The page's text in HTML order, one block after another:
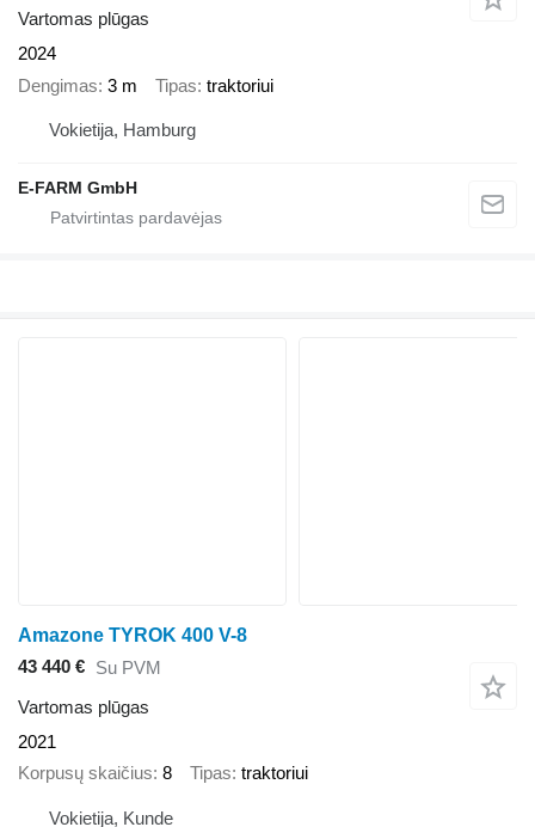
Vartomas plūgas
2024
Dengimas 3 m Tipas traktoriui
Vokietija, Hamburg
E-FARM GmbH
Amazone TYROK 400 V-8
43 440 € Su PVM
Vartomas plūgas
2021
Korpusų skaičius 8 Tipas traktoriui
Vokietija, Kunde